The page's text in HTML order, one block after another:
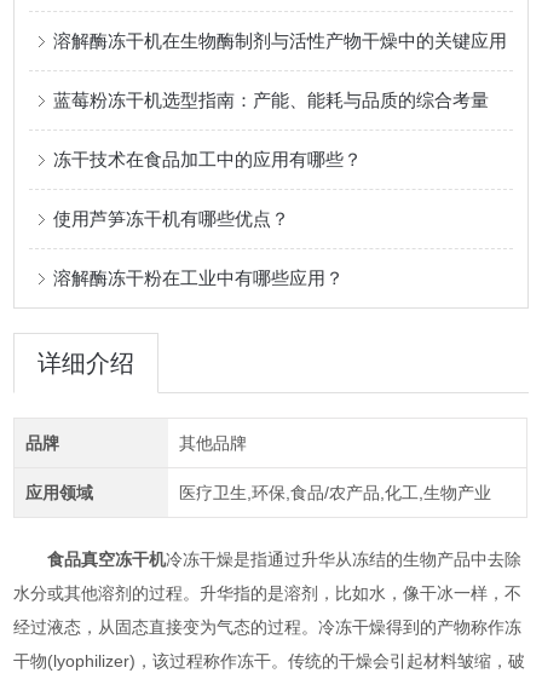
溶解酶冻干机在生物酶制剂与活性产物干燥中的关键应用
蓝莓粉冻干机选型指南：产能、能耗与品质的综合考量
冻干技术在食品加工中的应用有哪些？
使用芦笋冻干机有哪些优点？
溶解酶冻干粉在工业中有哪些应用？
详细介绍
品牌 其他品牌
应用领域 医疗卫生,环保,食品/农产品,化工,生物产业
食品真空冻干机冷冻干燥是指通过升华从冻结的生物产品中去除
水分或其他溶剂的过程。升华指的是溶剂，比如水，像干冰一样，不
经过液态，从固态直接变为气态的过程。冷冻干燥得到的产物称作冻
干物(lyophilizer)，该过程称作冻干。传统的干燥会引起材料皱缩，破